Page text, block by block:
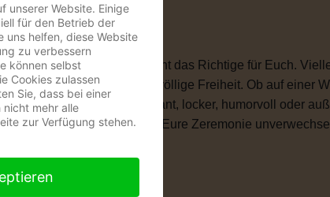
kirchliche Trauung nicht das Richtige für Euch.
was Ihr Euch wünscht: völlige Freiheit. Ob auf einer
romantisch, modern, elegant, locker, humorvoll oder
kleinen Momenten, die Eure Zeremonie
unserer Website. Einige
für den Betrieb der
uns helfen, diese Website
zu verbessern
können selbst
Cookies zulassen
Sie, dass bei einer
nicht mehr alle
zur Verfügung stehen.